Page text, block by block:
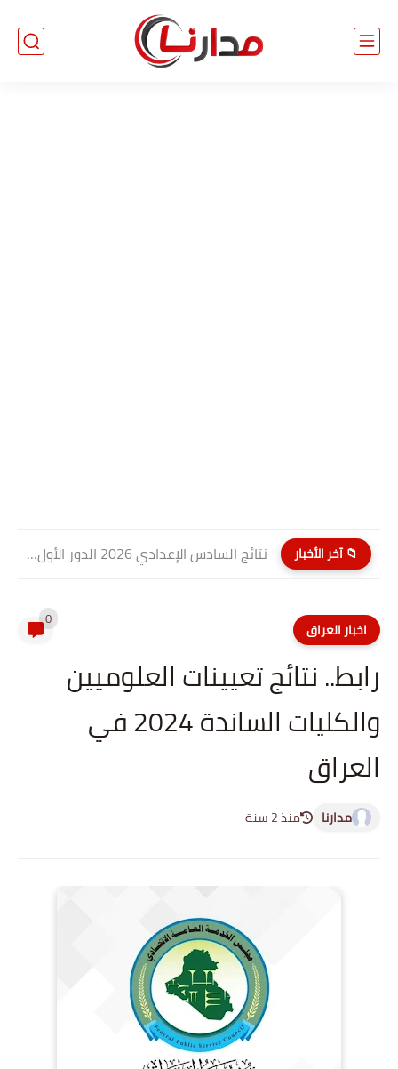
📁 آخر الأخبار نتائج السادس الإعدادي 2026 الدور الأول PDF كربلاء المقدسة| موقع...
اخبار العراق 0
رابط.. نتائج تعيينات العلوميين
والكليات الساندة 2024 في
العراق
مدارنا منذ 2 سنة